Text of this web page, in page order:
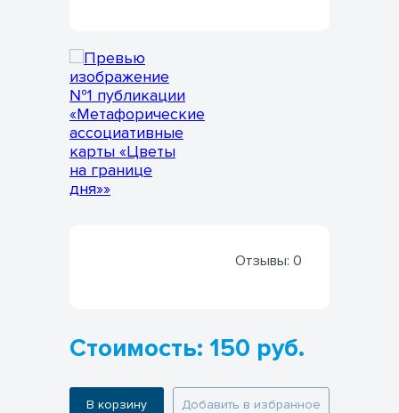
Отзывы: 0
Стоимость: 150 руб.
В корзину Добавить в избранное